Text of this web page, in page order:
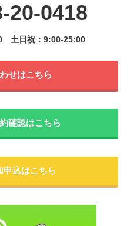
0418
土日祝：9:00-25:00
せはこちら
確認はこちら
申込はこちら